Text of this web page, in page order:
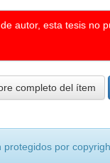
autor, esta tesis no
completo del ítem
por